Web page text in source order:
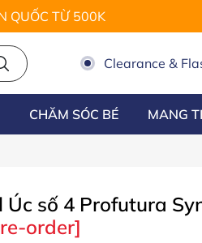
QUỐC TỪ 500K
Clearance &
CHĂM SÓC BÉ MANG
số 4 Profutura
order]